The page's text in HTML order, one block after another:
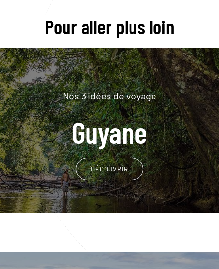
Pour aller plus loin
Nos 3 idées de voyage
Guyane
DÉCOUVRIR